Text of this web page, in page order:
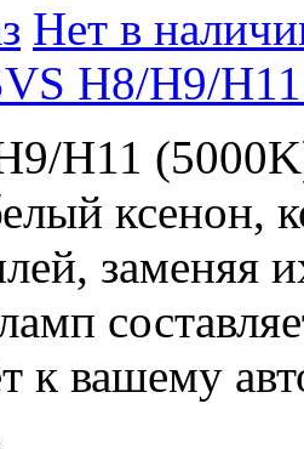
Нет в
H8/H9/
H11
ксенон,
заменяя
к вашему